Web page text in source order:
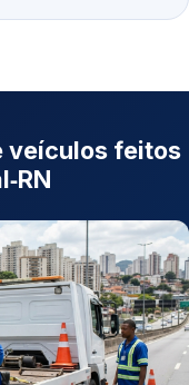
veículos feitos